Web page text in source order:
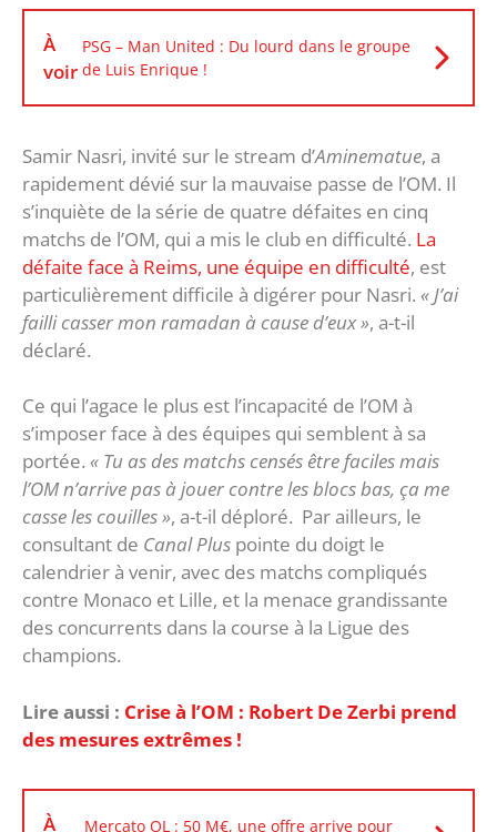
À
voir
PSG – Man United : Du lourd dans le groupe
de Luis Enrique !
Samir Nasri, invité sur le stream d’Aminematue, a
rapidement dévié sur la mauvaise passe de l’OM. Il
s’inquiète de la série de quatre défaites en cinq
matchs de l’OM, qui a mis le club en difficulté. La
défaite face à Reims, une équipe en difficulté, est
particulièrement difficile à digérer pour Nasri. « J’ai
failli casser mon ramadan à cause d’eux », a-t-il
déclaré.
Ce qui l’agace le plus est l’incapacité de l’OM à
s’imposer face à des équipes qui semblent à sa
portée. « Tu as des matchs censés être faciles mais
l’OM n’arrive pas à jouer contre les blocs bas, ça me
casse les couilles », a-t-il déploré. Par ailleurs, le
consultant de Canal Plus pointe du doigt le
calendrier à venir, avec des matchs compliqués
contre Monaco et Lille, et la menace grandissante
des concurrents dans la course à la Ligue des
champions.
Lire aussi : Crise à l’OM : Robert De Zerbi prend
des mesures extrêmes !
À Mercato OL : 50 M€, une offre arrive pour